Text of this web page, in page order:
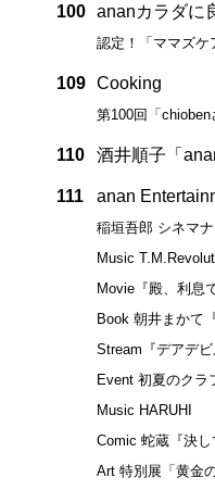
100 ananカラダに
認定！「ママズケ
109 Cooking
第100回「chioben
110 酒井順子「
111 anan
稲垣吾郎 シネマ
Music
Movie『殿、利息
Book 朝井まかて『
Stream『デアデビ
Event 初夏のクラ
Music HARUHI
Comic 蛇蔵『決
Art 特別展「黄金